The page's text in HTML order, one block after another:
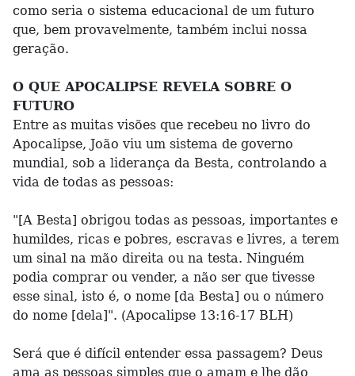
como seria o sistema educacional de um futuro
que, bem provavelmente, também inclui nossa
geração.
O QUE APOCALIPSE REVELA SOBRE O
FUTURO
Entre as muitas visões que recebeu no livro do
Apocalipse, João viu um sistema de governo
mundial, sob a liderança da Besta, controlando a
vida de todas as pessoas:
"[A Besta] obrigou todas as pessoas, importantes e
humildes, ricas e pobres, escravas e livres, a terem
um sinal na mão direita ou na testa. Ninguém
podia comprar ou vender, a não ser que tivesse
esse sinal, isto é, o nome [da Besta] ou o número
do nome [dela]". (Apocalipse 13:16-17 BLH)
Será que é difícil entender essa passagem? Deus
ama as pessoas simples que o amam e lhe dão